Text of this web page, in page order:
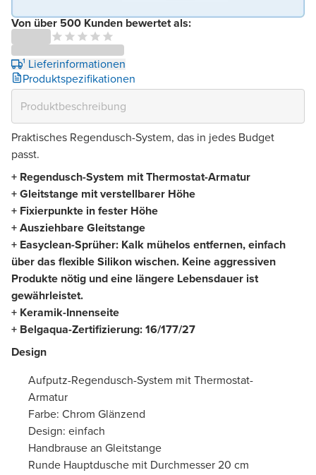
Von über 500 Kunden bewertet als:
¹ Lieferinformationen
Produktspezifikationen
Praktisches Regendusch-System, das in jedes Budget
passt.
+ Regendusch-System mit Thermostat-Armatur
+ Gleitstange mit verstellbarer Höhe
+ Fixierpunkte in fester Höhe
+ Ausziehbare Gleitstange
+ Easyclean-Sprüher: Kalk mühelos entfernen, einfach
über das flexible Silikon wischen. Keine aggressiven
Produkte nötig und eine längere Lebensdauer ist
gewährleistet.
+ Keramik-Innenseite
+ Belgaqua-Zertifizierung: 16/177/27
Design
Aufputz-Regendusch-System mit Thermostat-
Armatur
Farbe: Chrom Glänzend
Design: einfach
Handbrause an Gleitstange
Runde Hauptdusche mit Durchmesser 20 cm